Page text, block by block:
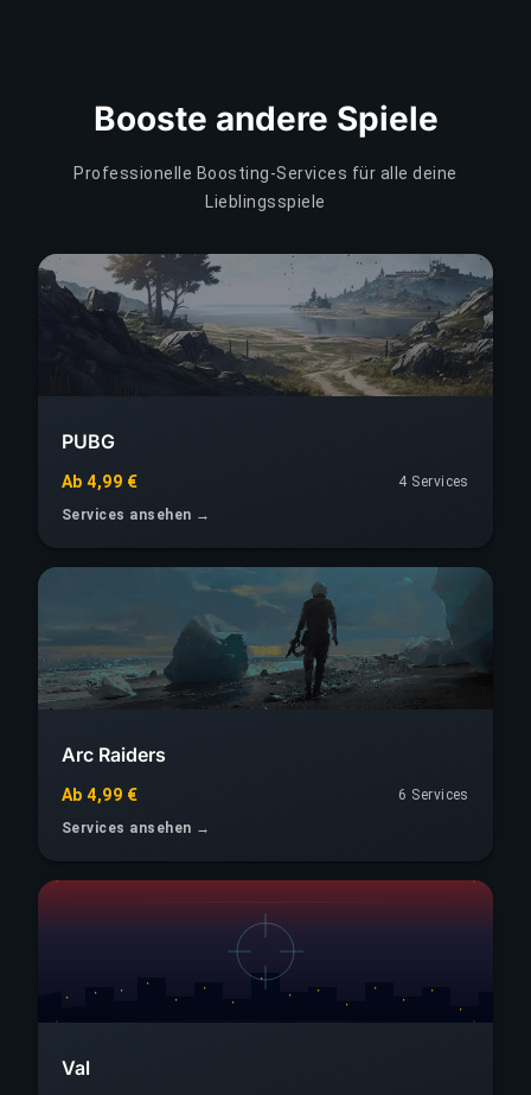
Booste andere Spiele
Professionelle Boosting-Services für alle deine
Lieblingsspiele
PUBG
Ab 4,99 €
4 Services
Services ansehen →
Arc Raiders
Ab 4,99 €
6 Services
Services ansehen →
Val